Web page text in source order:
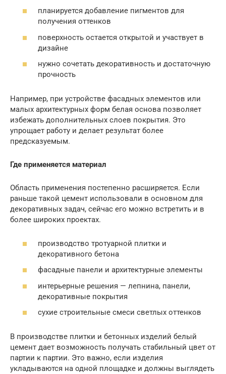
планируется добавление пигментов для
получения оттенков
поверхность остается открытой и участвует в
дизайне
нужно сочетать декоративность и достаточную
прочность
Например, при устройстве фасадных элементов или
малых архитектурных форм белая основа позволяет
избежать дополнительных слоев покрытия. Это
упрощает работу и делает результат более
предсказуемым.
Где применяется материал
Область применения постепенно расширяется. Если
раньше такой цемент использовали в основном для
декоративных задач, сейчас его можно встретить и в
более широких проектах.
производство тротуарной плитки и
декоративного бетона
фасадные панели и архитектурные элементы
интерьерные решения — лепнина, панели,
декоративные покрытия
сухие строительные смеси светлых оттенков
В производстве плитки и бетонных изделий белый
цемент дает возможность получать стабильный цвет от
партии к партии. Это важно, если изделия
укладываются на одной площадке и должны выглядеть